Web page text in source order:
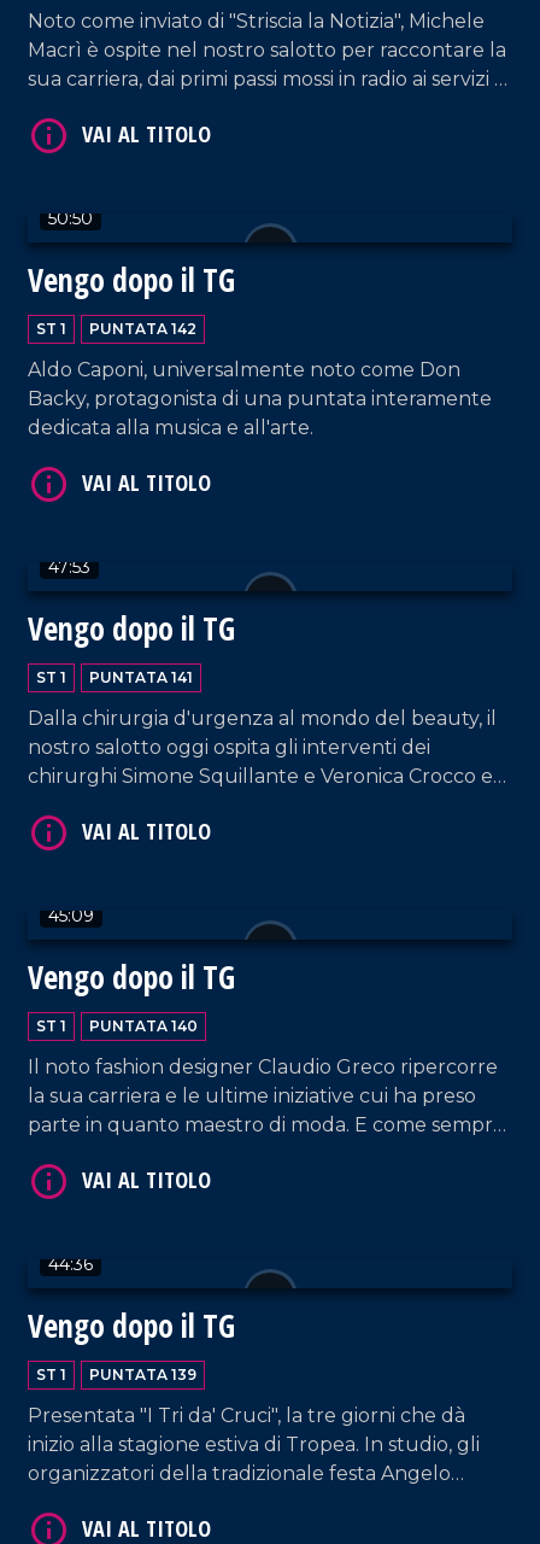
Noto come inviato di "Striscia la Notizia", Michele
Macrì è ospite nel nostro salotto per raccontare la
sua carriera, dai primi passi mossi in radio ai servizi di
50:50
Vengo dopo il TG
ST 1 PUNTATA 142
Aldo Caponi, universalmente noto come Don
Backy, protagonista di una puntata interamente
dedicata alla musica e all'arte.
47:53
Vengo dopo il TG
ST 1 PUNTATA 141
Dalla chirurgia d'urgenza al mondo del beauty, il
nostro salotto oggi ospita gli interventi dei
chirurghi Simone Squillante e Veronica Crocco e
"Kate Sherasade Vibo Valentia", supportata dal
45:09
Vengo dopo il TG
ST 1 PUNTATA 140
Il noto fashion designer Claudio Greco ripercorre
la sua carriera e le ultime iniziative cui ha preso
parte in quanto maestro di moda. E come sempre,
44:36
Vengo dopo il TG
ST 1 PUNTATA 139
Presentata "I Tri da' Cruci", la tre giorni che dà
inizio alla stagione estiva di Tropea. In studio, gli
organizzatori della tradizionale festa Angelo
Cricelli, membri dell'omonima associazione storico-
VAI AL TITOLO
VAI AL TITOLO
VAI AL TITOLO
VAI AL TITOLO